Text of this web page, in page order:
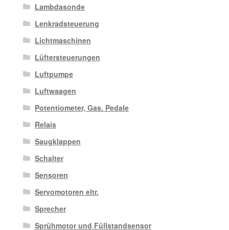
Lambdasonde
Lenkradsteuerung
Lichtmaschinen
Lüftersteuerungen
Luftpumpe
Luftwaagen
Potentiometer, Gas. Pedale
Relais
Saugklappen
Schalter
Sensoren
Servomotoren eltr.
Sprecher
Sprühmotor und Füllstandsensor